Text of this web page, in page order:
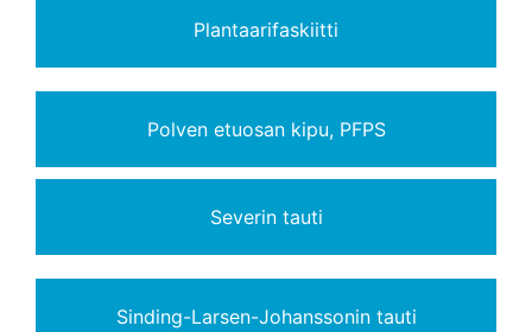
Plantaarifaskiitti
Polven etuosan kipu, PFPS
Severin tauti
Sinding-Larsen-Johanssonin tauti